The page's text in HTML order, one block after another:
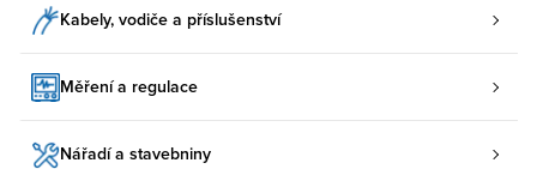
Kabely, vodiče a příslušenství
Měření a regulace
Nářadí a stavebniny